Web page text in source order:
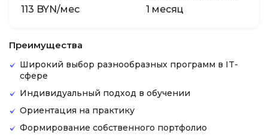
113 BYN/мес 1 месяц
Преимущества
Широкий выбор разнообразных программ в IT-
сфере
Индивидуальный подход в обучении
Ориентация на практику
Формирование собственного портфолио